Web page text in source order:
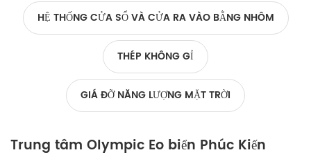
HỆ THỐNG CỬA SỔ VÀ CỬA RA VÀO BẰNG NHÔM
THÉP KHÔNG GỈ
GIÁ ĐỠ NĂNG LƯỢNG MẶT TRỜI
Trung tâm Olympic Eo biển Phúc Kiến